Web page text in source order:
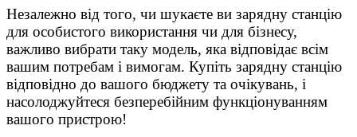
Незалежно від того, чи шукаєте ви зарядну станцію
для особистого використання чи для бізнесу,
важливо вибрати таку модель, яка відповідає всім
вашим потребам і вимогам. Купіть зарядну станцію
відповідно до вашого бюджету та очікувань, і
насолоджуйтеся безперебійним функціонуванням
вашого пристрою!